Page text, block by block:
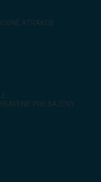
ATRAKCIE
PRE BAZÉNY